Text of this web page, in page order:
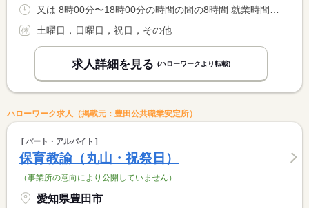
土曜日，日曜日，祝日，その他
求人詳細を見る (ハローワークより転載)
ハローワーク求人（掲載元：豊田公共職業安定所）
パート・アルバイト
保育教諭（丸山・祝祭日）
（事業所の意向により公開していません）
愛知県豊田市